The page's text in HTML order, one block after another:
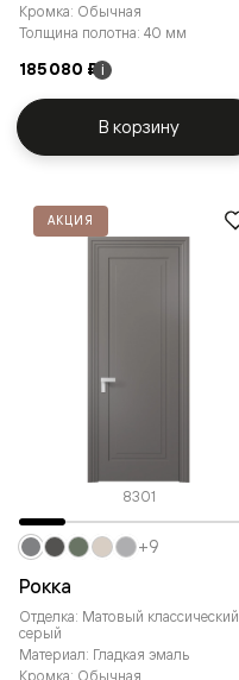
Кромка: Обычная
Толщина полотна: 40 мм
185 080 ₽ i
В корзину
АКЦИЯ
8301
Рокка
Отделка: Матовый классический
серый
Материал: Гладкая эмаль
Кромка: Обычная
+9